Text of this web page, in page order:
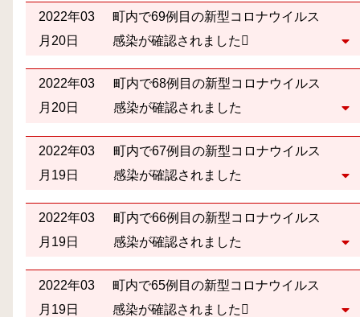
2022年03
月20日
町内で69例目の新型コロナウイルス
感染が確認されました
2022年03
月20日
町内で68例目の新型コロナウイルス
感染が確認されました
2022年03
月19日
町内で67例目の新型コロナウイルス
感染が確認されました
2022年03
月19日
町内で66例目の新型コロナウイルス
感染が確認されました
2022年03
月19日
町内で65例目の新型コロナウイルス
感染が確認されました